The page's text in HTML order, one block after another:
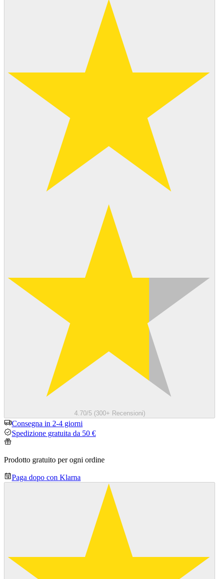
4.70/5 (300+ Recensioni)
Consegna in 2-4 giorni
Spedizione gratuita da 50 €
Prodotto gratuito per ogni ordine
Paga dopo con Klarna